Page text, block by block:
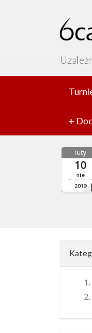
+
luty
10
nie
2019